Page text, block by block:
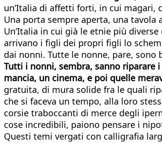
un’Italia di affetti forti, in cui magari,
Una porta sempre aperta, una
Un’Italia in cui già le etnie più
arrivano i figli dei propri figli lo
dai nonni. Tutte le nonne, pare, sono
Tutti i nonni, sembra, sanno
mancia, un cinema, e poi quelle
gratuita, di mura solide fra le quali
che si faceva un tempo, alla loro
corsie traboccanti di merce degli
cose incredibili, paiono pensare i
Questi temi vergati con calligrafia